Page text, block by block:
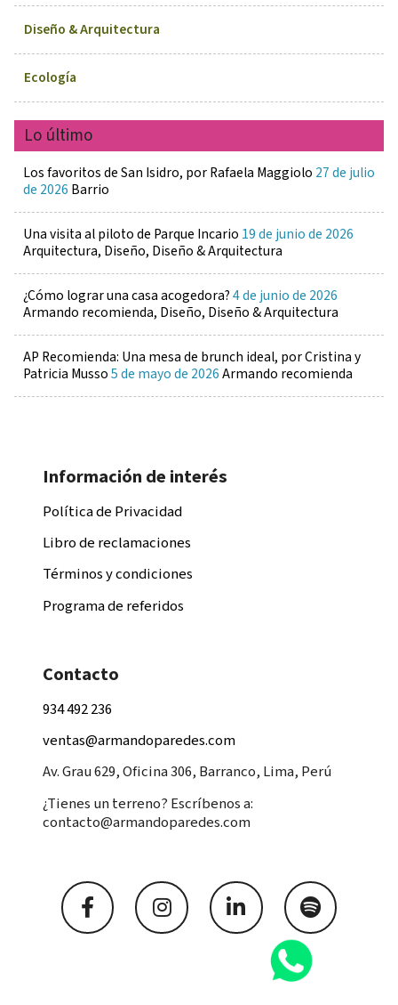
Diseño & Arquitectura
Ecología
Lo último
Los favoritos de San Isidro, por Rafaela Maggiolo 27 de julio
de 2026 Barrio
Una visita al piloto de Parque Incario 19 de junio de 2026
Arquitectura, Diseño, Diseño & Arquitectura
¿Cómo lograr una casa acogedora?4 de junio de 2026
Armando recomienda, Diseño, Diseño & Arquitectura
AP Recomienda: Una mesa de brunch ideal, por Cristina y
Patricia Musso5 de mayo de 2026Armando recomienda
Información de interés
Política de Privacidad
Libro de reclamaciones
Términos y condiciones
Programa de referidos
Contacto
934 492 236
ventas@armandoparedes.com
Av. Grau 629, Oficina 306, Barranco, Lima, Perú
¿Tienes un terreno? Escríbenos a:
contacto@armandoparedes.com